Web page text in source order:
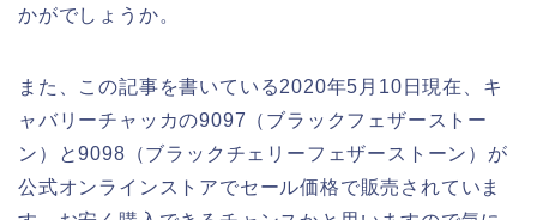
かがでしょうか。
また、この記事を書いている2020年5月10日現在、キ
ャバリーチャッカの9097（ブラックフェザーストー
ン）と9098（ブラックチェリーフェザーストーン）が
公式オンラインストアでセール価格で販売されていま